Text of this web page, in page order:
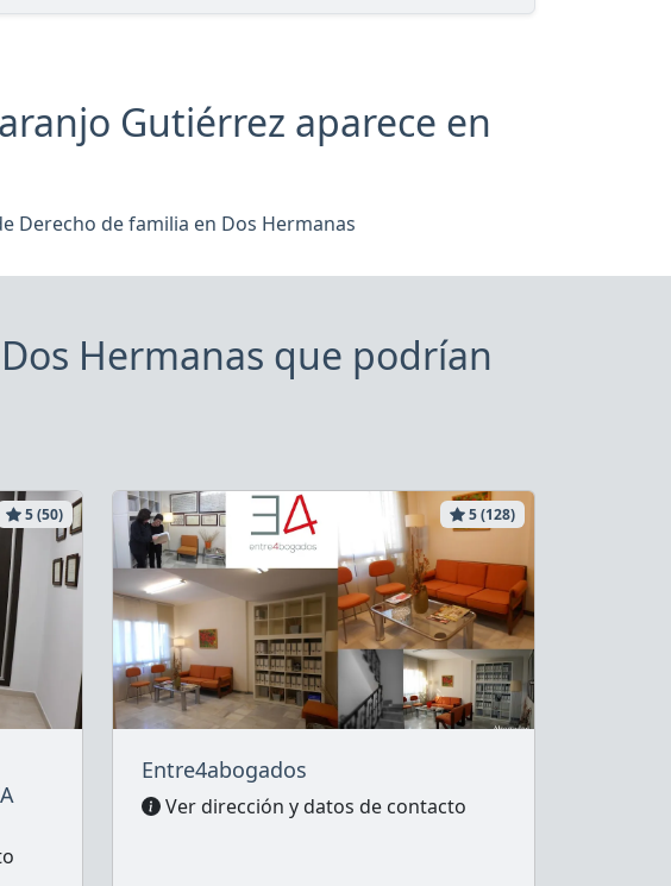
Gutiérrez aparece en
Derecho de familia en Dos Hermanas
Hermanas que podrían
5 (50) 5 (128)
Entre4abogados
Ver dirección y datos de contacto